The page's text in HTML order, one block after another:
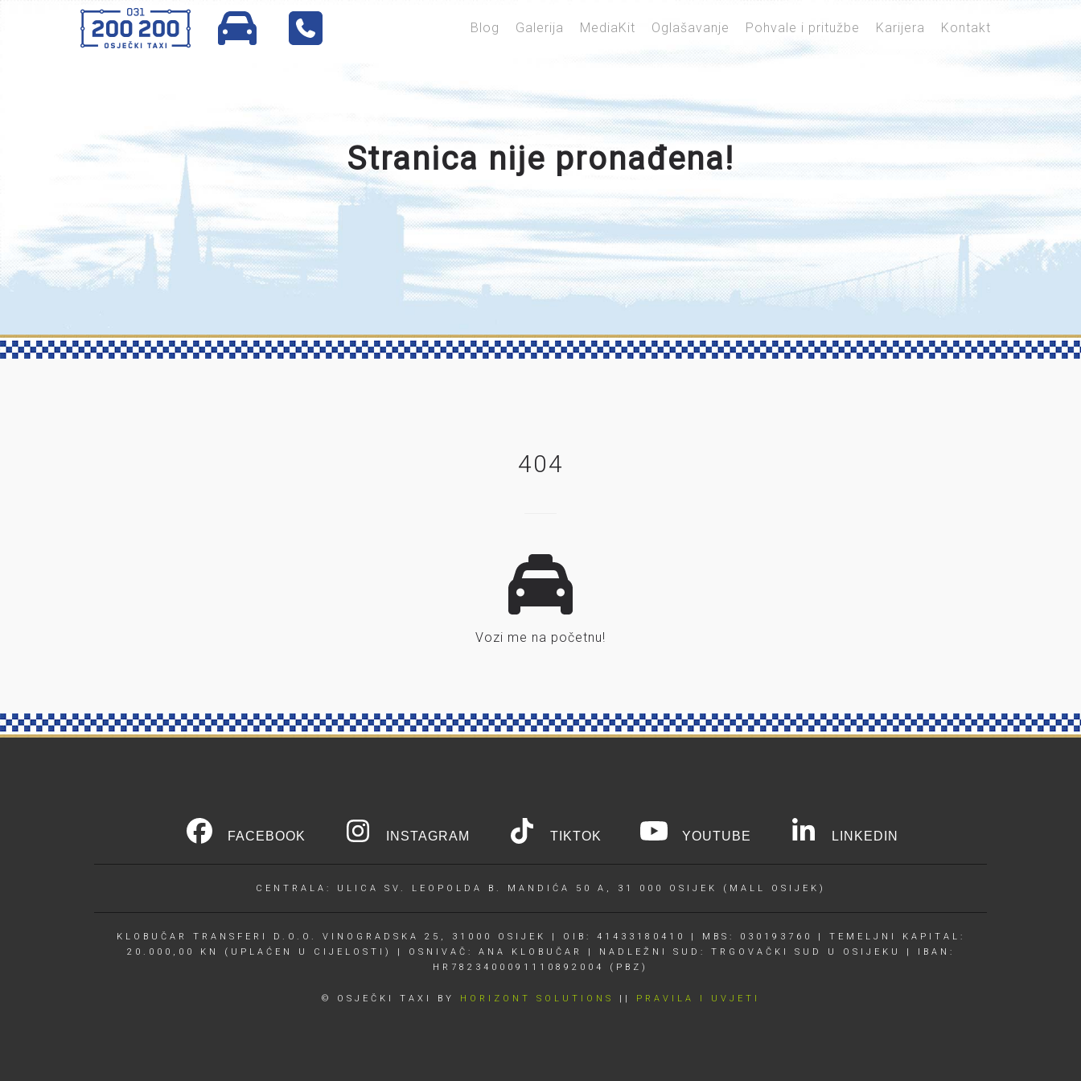
Blog Galerija MediaKit Oglašavanje Pohvale i pritužbe Karijera Kontakt
Stranica nije pronađena!
404
Vozi me na početnu!
FACEBOOK INSTAGRAM TIKTOK YOUTUBE LINKEDIN
CENTRALA: ULICA SV. LEOPOLDA B. MANDIĆA 50 A, 31 000 OSIJEK (MALL OSIJEK)
KLOBUČAR TRANSFERI D.O.O. VINOGRADSKA 25, 31000 OSIJEK | OIB: 41433180410 | MBS: 030193760 | TEMELJNI KAPITAL:
20.000,00 KN (UPLAĆEN U CIJELOSTI) | OSNIVAČ: ANA KLOBUČAR | NADLEŽNI SUD: TRGOVAČKI SUD U OSIJEKU | IBAN:
HR7823400091110892004 (PBZ)
© OSJEČKI TAXI BY HORIZONT SOLUTIONS || PRAVILA I UVJETI